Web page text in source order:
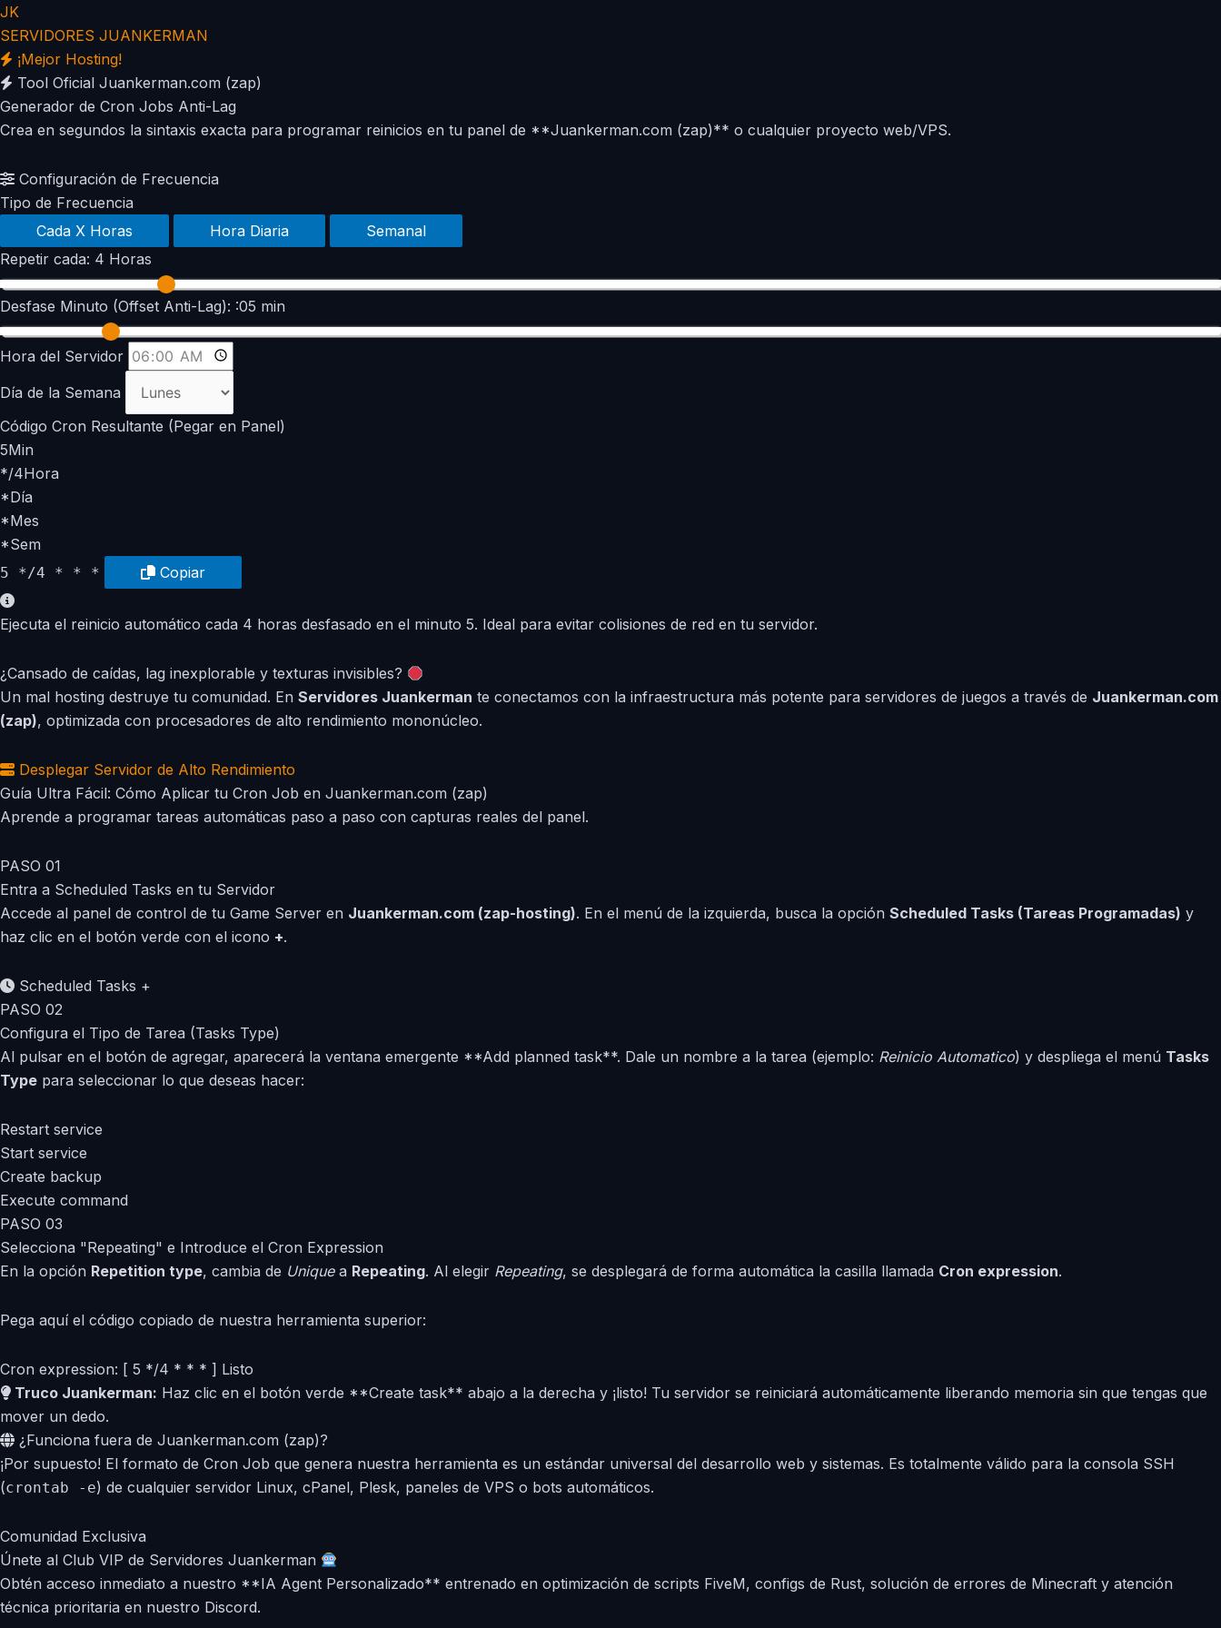
JK
SERVIDORES JUANKERMAN
¡Mejor Hosting!
Tool Oficial Juankerman.com (zap)
Generador de Cron Jobs Anti-Lag
Crea en segundos la sintaxis exacta para programar reinicios en tu panel de **Juankerman.com (zap)** o cualquier proyecto web/VPS.
Configuración de Frecuencia
Tipo de Frecuencia
Cada X Horas
Hora Diaria
Semanal
Repetir cada: 4 Horas
Desfase Minuto (Offset Anti-Lag): :05 min
Hora del Servidor
Día de la Semana
Código Cron Resultante (Pegar en Panel)
5Min
*/4Hora
*Día
*Mes
*Sem
5 */4 * * * Copiar
Ejecuta el reinicio automático cada 4 horas desfasado en el minuto 5. Ideal para evitar colisiones de red en tu servidor.
¿Cansado de caídas, lag inexplorable y texturas invisibles?
Un mal hosting destruye tu comunidad. En Servidores Juankerman te conectamos con la infraestructura más potente para servidores de juegos a través de Juankerman.com
(zap), optimizada con procesadores de alto rendimiento mononúcleo.
Desplegar Servidor de Alto Rendimiento
Guía Ultra Fácil: Cómo Aplicar tu Cron Job en Juankerman.com (zap)
Aprende a programar tareas automáticas paso a paso con capturas reales del panel.
PASO 01
Entra a Scheduled Tasks en tu Servidor
Accede al panel de control de tu Game Server en Juankerman.com (zap-hosting). En el menú de la izquierda, busca la opción Scheduled Tasks (Tareas Programadas) y
haz clic en el botón verde con el icono +.
Scheduled Tasks +
PASO 02
Configura el Tipo de Tarea (Tasks Type)
Al pulsar en el botón de agregar, aparecerá la ventana emergente **Add planned task**. Dale un nombre a la tarea (ejemplo: Reinicio Automatico) y despliega el menú Tasks
Type para seleccionar lo que deseas hacer:
Restart service
Start service
Create backup
Execute command
PASO 03
Selecciona "Repeating" e Introduce el Cron Expression
En la opción Repetition type, cambia de Uniquea Repeating. Al elegir Repeating, se desplegará de forma automática la casilla llamada Cron expression.
Pega aquí el código copiado de nuestra herramienta superior:
Cron expression: [ 5 */4 * * * ] Listo
Truco Juankerman: Haz clic en el botón verde **Create task** abajo a la derecha y ¡listo! Tu servidor se reiniciará automáticamente liberando memoria sin que tengas que
mover un dedo.
¿Funciona fuera de Juankerman.com (zap)?
¡Por supuesto! El formato de Cron Job que genera nuestra herramienta es un estándar universal del desarrollo web y sistemas. Es totalmente válido para la consola SSH
(crontab -e) de cualquier servidor Linux, cPanel, Plesk, paneles de VPS o bots automáticos.
Comunidad Exclusiva
Únete al Club VIP de Servidores Juankerman
Obtén acceso inmediato a nuestro **IA Agent Personalizado** entrenado en optimización de scripts FiveM, configs de Rust, solución de errores de Minecraft y atención
técnica prioritaria en nuestro Discord.